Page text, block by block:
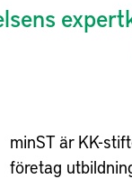
minST är KK-
företag